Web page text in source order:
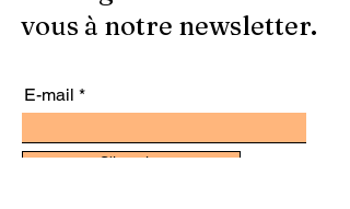
vous à notre newsletter.
E-mail
S'inscrire